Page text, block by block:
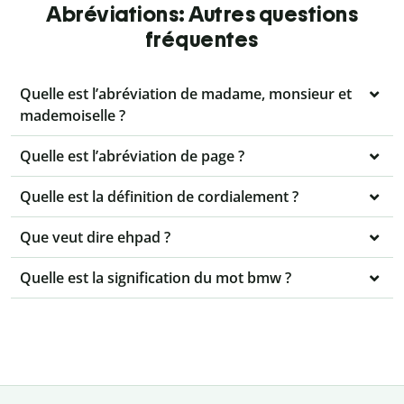
Abréviations: Autres questions
fréquentes
Quelle est l’abréviation de madame, monsieur et
mademoiselle ?
Quelle est l’abréviation de page ?
Quelle est la définition de cordialement ?
Que veut dire ehpad ?
Quelle est la signification du mot bmw ?